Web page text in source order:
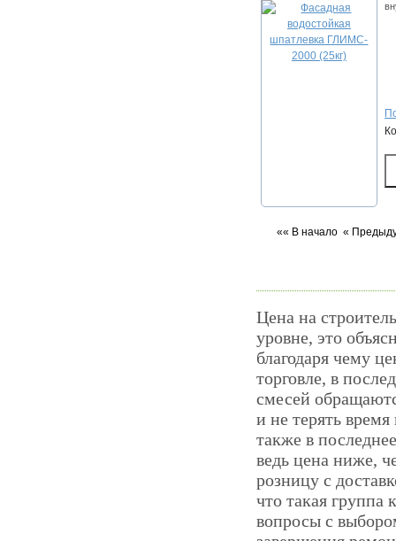
«« В начало «
Цена на
уровне, это
благодаря чему
торговле, в
смесей
и не терять
также в
ведь цена ниже,
розницу с
что такая группа
вопросы с